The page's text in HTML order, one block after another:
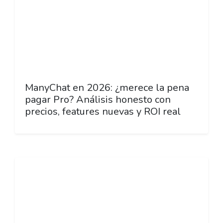
ManyChat en 2026: ¿merece la pena
pagar Pro? Análisis honesto con
precios, features nuevas y ROI real